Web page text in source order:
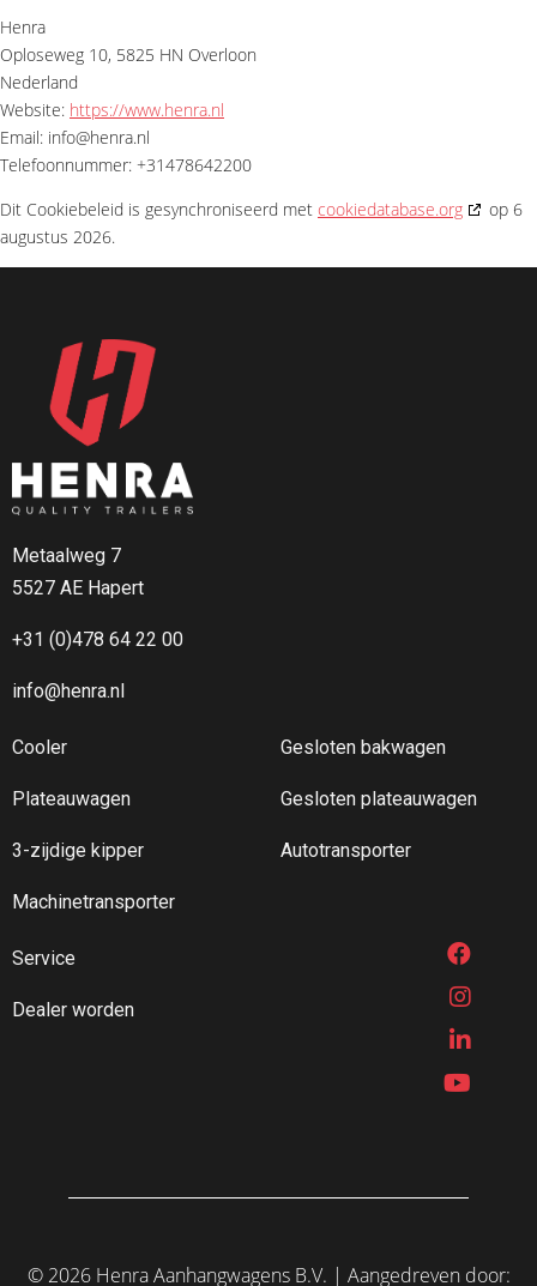
Henra
Oploseweg 10, 5825 HN Overloon
Nederland
Website: https://www.henra.nl
Email: info@henra.nl
Telefoonnummer: +31478642200
Dit Cookiebeleid is gesynchroniseerd met cookiedatabase.org
op 6
augustus 2026.
Metaalweg 7
5527 AE Hapert
+31 (0)478 64 22 00
info@henra.nl
Cooler
Plateauwagen
3-zijdige kipper
Machinetransporter
Gesloten bakwagen
Gesloten plateauwagen
Autotransporter
Service
Dealer worden
© 2026 Henra Aanhangwagens B.V. | Aangedreven door: